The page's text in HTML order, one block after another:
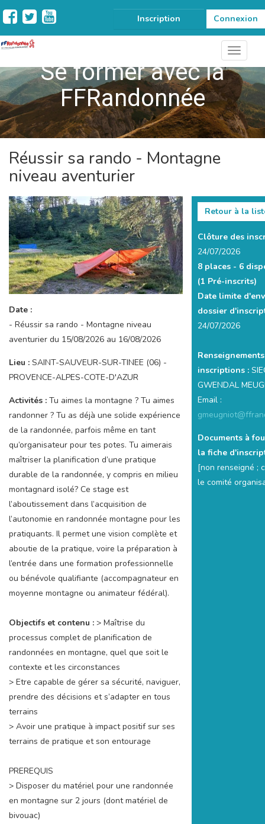
Inscription Connexion
Se former avec la
FFRandonnée
Réussir sa rando - Montagne
niveau aventurier
Date :
- Réussir sa rando - Montagne niveau
aventurier du 15/08/2026 au 16/08/2026
Lieu : SAINT-SAUVEUR-SUR-TINEE (06) -
PROVENCE-ALPES-COTE-D'AZUR
Activités : Tu aimes la montagne ? Tu aimes
randonner ? Tu as déjà une solide expérience
de la randonnée, parfois même en tant
qu’organisateur pour tes potes. Tu aimerais
maîtriser la planification d’une pratique
durable de la randonnée, y compris en milieu
montagnard isolé? Ce stage est
l’aboutissement dans l’acquisition de
l’autonomie en randonnée montagne pour les
pratiquants. Il permet une vision complète et
aboutie de la pratique, voire la préparation à
l’entrée dans une formation professionnelle
ou bénévole qualifiante (accompagnateur en
moyenne montagne ou animateur fédéral).
Objectifs et contenu : > Maîtrise du
processus complet de planification de
randonnées en montagne, quel que soit le
contexte et les circonstances
> Etre capable de gérer sa sécurité, naviguer,
prendre des décisions et s’adapter en tous
terrains
> Avoir une pratique à impact positif sur ses
terrains de pratique et son entourage
PREREQUIS
> Disposer du matériel pour une randonnée
en montagne sur 2 jours (dont matériel de
bivouac)
Retour à la
Clôture des
24/07/2026
8 places - 6
(1 Pré-inscrits)
Date limite
dossier
24/07/2026
inscriptions :
GWENDAL
Email :
Documents à
la fiche
[non renseigné ;
le comité